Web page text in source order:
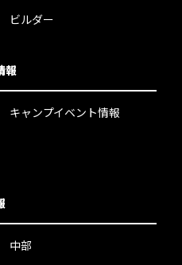
ビルダー
報
キャンプイベント情報
中部